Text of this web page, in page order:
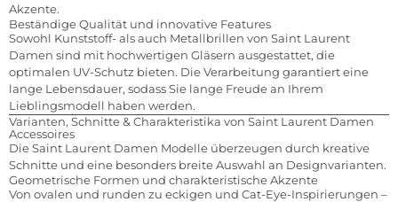
Akzente.
Beständige Qualität und innovative Features
Sowohl Kunststoff- als auch Metallbrillen von Saint Laurent
Damen sind mit hochwertigen Gläsern ausgestattet, die
optimalen UV-Schutz bieten. Die Verarbeitung garantiert eine
lange Lebensdauer, sodass Sie lange Freude an Ihrem
Lieblingsmodell haben werden.
Varianten, Schnitte & Charakteristika von Saint Laurent Damen
Accessoires
Die Saint Laurent Damen Modelle überzeugen durch kreative
Schnitte und eine besonders breite Auswahl an Designvarianten.
Geometrische Formen und charakteristische Akzente
Von ovalen und runden zu eckigen und Cat-Eye-Inspirierungen –